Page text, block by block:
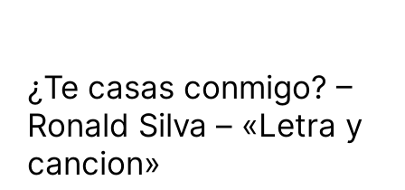
¿Te casas conmigo? –
Ronald Silva – «Letra y
cancion»